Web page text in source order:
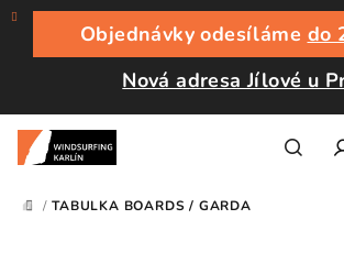
Přejít
obsah
Objednávky odesíláme do
Nová adresa Jílové u
DOMŮ
/ TABULKA BOARDS / GARDA